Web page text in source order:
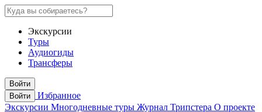
Экскурсии
Туры
Аудиогиды
Трансферы
Войти
Войти
Избранное
Экскурсии Многодневные туры Журнал Трипстера О проекте